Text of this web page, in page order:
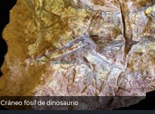
Cráneo fósil de dinosaurio